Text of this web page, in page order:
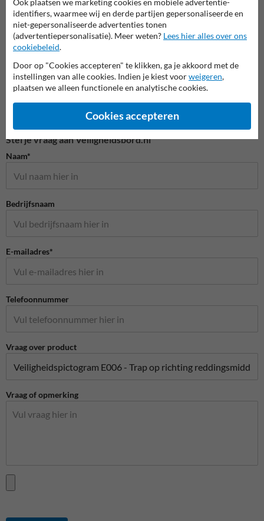
Veiligheidspictogrammen
Stel je vraag aan Veiligheidsbord.nl
Naam*
Bedrijfsnaam
E-mailadres*
Telefoonnummer
Vraag over product
Vraag of opmerking
identifiers, waarmee wij en derde partijen gepersonaliseerde en
niet-gepersonaliseerde advertenties tonen
(advertentiepersonalisatie). Meer weten? Lees hier alles over ons
cookiebeleid.
Door op "Cookies accepteren" te klikken, ga je akkoord met de
instellingen van alle cookies. Indien je kiest voorweigeren,
plaatsen we alleen functionele en analytische cookies.
Cookies accepteren